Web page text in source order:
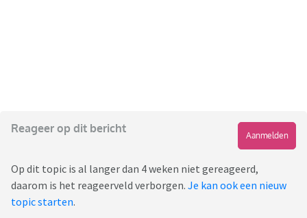
Reageer op dit bericht
Aanmelden
Op dit topic is al langer dan 4 weken niet gereageerd,
daarom is het reageerveld verborgen. Je kan ook een nieuw
topic starten.